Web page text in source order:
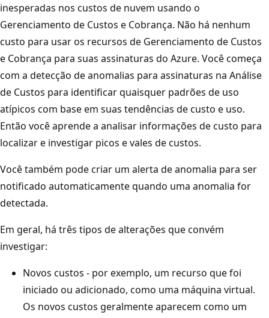
inesperadas nos custos de nuvem usando o
Gerenciamento de Custos e Cobrança. Não há nenhum
custo para usar os recursos de Gerenciamento de Custos
e Cobrança para suas assinaturas do Azure. Você começa
com a detecção de anomalias para assinaturas na Análise
de Custos para identificar quaisquer padrões de uso
atípicos com base em suas tendências de custo e uso.
Então você aprende a analisar informações de custo para
localizar e investigar picos e vales de custos.
Você também pode criar um alerta de anomalia para ser
notificado automaticamente quando uma anomalia for
detectada.
Em geral, há três tipos de alterações que convém
investigar:
Novos custos - por exemplo, um recurso que foi
iniciado ou adicionado, como uma máquina virtual.
Os novos custos geralmente aparecem como um